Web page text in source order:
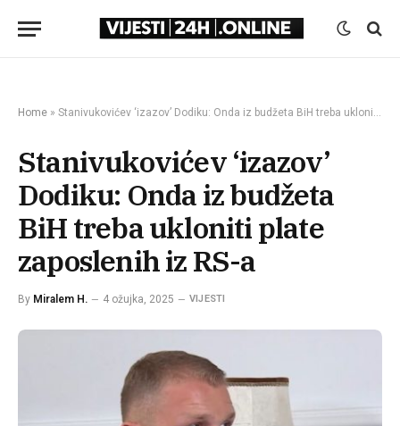
Home » Stanivukovićev ‘izazov’ Dodiku: Onda iz budžeta BiH treba ukloniti plate zaposlenih iz RS-a
Stanivukovićev ‘izazov’
Dodiku: Onda iz budžeta
BiH treba ukloniti plate
zaposlenih iz RS-a
By Miralem H. 4 ožujka, 2025 VIJESTI